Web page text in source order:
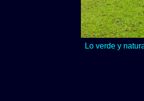
Lo verde y